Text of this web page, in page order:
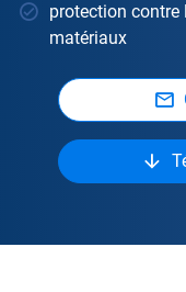
protection contre
matériaux